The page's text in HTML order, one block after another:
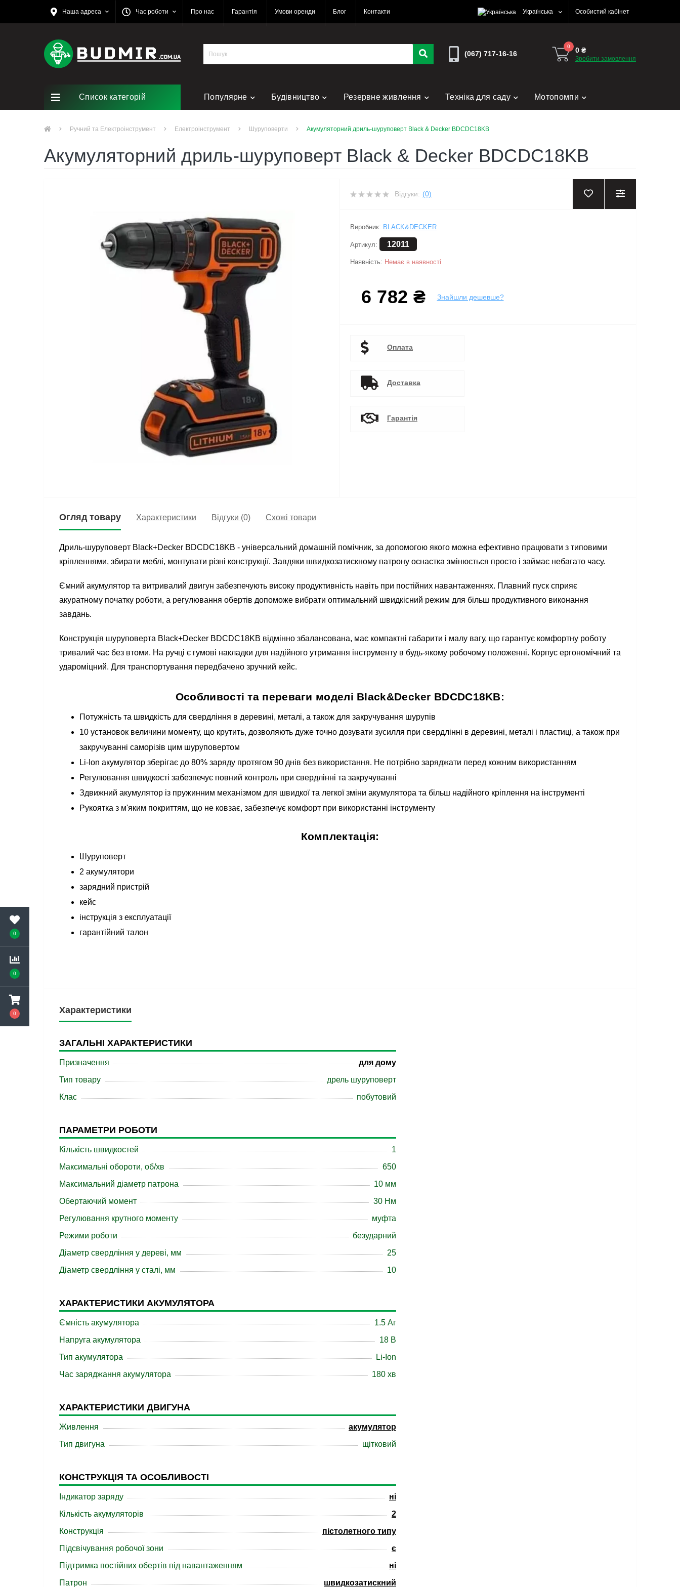
0
0
0
Наша адреса Час роботи Про нас Гарантія Умови оренди Блог Контакти Українська Особистий кабінет
(067) 717-16-16
0 0 ₴
Зробити замовлення
Список категорій Популярне Будівництво Резервне живлення Техніка для саду Мотопомпи
Ручний та Електроінструмент Електроінструмент Шуруповерти Акумуляторний дриль-шуруповерт Black & Decker BDCDC18KB
Акумуляторний дриль-шуруповерт Black & Decker BDCDC18KB
Відгуки: (0)
Виробник: BLACK&DECKER
Артикул: 12011
Наявність: Немає в наявності
6 782 ₴ Знайшли дешевше?
Оплата
Доставка
Гарантія
Огляд товару Характеристики Відгуки (0) Схожі товари
Дриль-шуруповерт Black+Decker BDCDC18KB - універсальний домашній помічник, за допомогою якого можна ефективно працювати з типовими
кріпленнями, збирати меблі, монтувати різні конструкції. Завдяки швидкозатискному патрону оснастка змінюється просто і займає небагато часу.
Ємний акумулятор та витривалий двигун забезпечують високу продуктивність навіть при постійних навантаженнях. Плавний пуск сприяє
акуратному початку роботи, а регулювання обертів допоможе вибрати оптимальний швидкісний режим для більш продуктивного виконання
завдань.
Конструкція шуруповерта Black+Decker BDCDC18KB відмінно збалансована, має компактні габарити і малу вагу, що гарантує комфортну роботу
тривалий час без втоми. На ручці є гумові накладки для надійного утримання інструменту в будь-якому робочому положенні. Корпус ергономічний та
удароміцний. Для транспортування передбачено зручний кейс.
Особливості та переваги моделі Black&Decker BDCDC18KB:
Потужність та швидкість для свердління в деревині, металі, а також для закручування шурупів
10 установок величини моменту, що крутить, дозволяють дуже точно дозувати зусилля при свердлінні в деревині, металі і пластиці, а також при
закручуванні саморізів цим шуруповертом
Li-Ion акумулятор зберігає до 80% заряду протягом 90 днів без використання. Не потрібно заряджати перед кожним використанням
Регулювання швидкості забезпечує повний контроль при свердлінні та закручуванні
Здвижний акумулятор із пружинним механізмом для швидкої та легкої зміни акумулятора та більш надійного кріплення на інструменті
Рукоятка з м'яким покриттям, що не ковзає, забезпечує комфорт при використанні інструменту
Комплектація:
Шуруповерт
2 акумулятори
зарядний пристрій
кейс
інструкція з експлуатації
гарантійний талон
Характеристики
ЗАГАЛЬНІ ХАРАКТЕРИСТИКИ
Призначення
для дому
Тип товару
дрель шуруповерт
Клас
побутовий
ПАРАМЕТРИ РОБОТИ
Кількість швидкостей
1
Максимальні обороти, об/хв
650
Максимальний діаметр патрона
10 мм
Обертаючий момент
30 Нм
Регулювання крутного моменту
муфта
Режими роботи
безударний
Діаметр свердління у дереві, мм
25
Діаметр свердління у сталі, мм
10
ХАРАКТЕРИСТИКИ АКУМУЛЯТОРА
Ємність акумулятора
1.5 Аг
Напруга акумулятора
18 B
Тип акумулятора
Li-Ion
Час заряджання акумулятора
180 хв
ХАРАКТЕРИСТИКИ ДВИГУНА
Живлення
акумулятор
Тип двигуна
щітковий
КОНСТРУКЦІЯ ТА ОСОБЛИВОСТІ
Індикатор заряду
ні
Кількість акумуляторів
2
Конструкція
пістолетного типу
Підсвічування робочої зони
є
Підтримка постійних обертів під навантаженням
ні
Патрон
швидкозатискний